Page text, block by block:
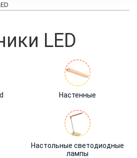
LED
Настенные
Настольные светодиодные
лампы